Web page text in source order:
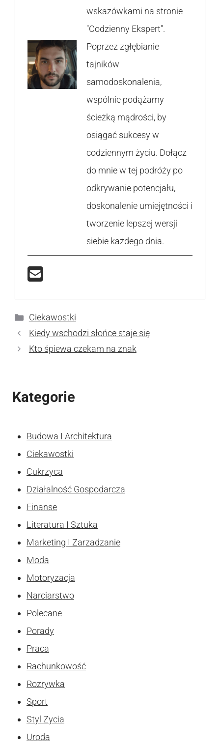
wskazówkami na stronie
"Codzienny Ekspert".
Poprzez zgłębianie
tajników
samodoskonalenia,
wspólnie podążamy
ścieżką mądrości, by
osiągać sukcesy w
codziennym życiu. Dołącz
do mnie w tej podróży po
odkrywanie potencjału,
doskonalenie umiejętności i
tworzenie lepszej wersji
siebie każdego dnia.
Kategorie
Ciekawostki
Kiedy wschodzi słońce staje się
Kto śpiewa czekam na znak
Kategorie
Budowa I Architektura
Ciekawostki
Cukrzyca
Działalność Gospodarcza
Finanse
Literatura I Sztuka
Marketing I Zarzadzanie
Moda
Motoryzacja
Narciarstwo
Polecane
Porady
Praca
Rachunkowość
Rozrywka
Sport
Styl Zycia
Uroda